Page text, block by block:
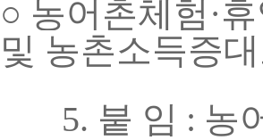
○ 농어촌체험 ·
및 농촌소득증
5. 붙 임 : 농